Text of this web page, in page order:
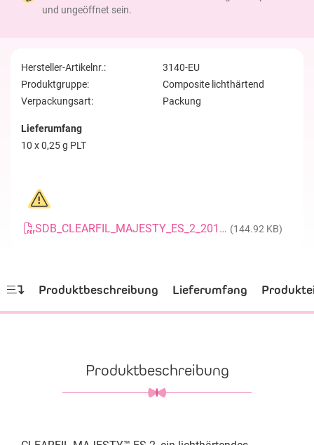
und ungeöffnet sein.
Hersteller-Artikelnr.:
3140-EU
Produktgruppe:
Composite lichthärtend
Verpackungsart:
Packung
Lieferumfang
10 x 0,25 g PLT
SDB_CLEARFIL_MAJESTY_ES_2_20161114_DE (144.92 KB)
Produktbeschreibung Lieferumfang
Produktbeschreibung